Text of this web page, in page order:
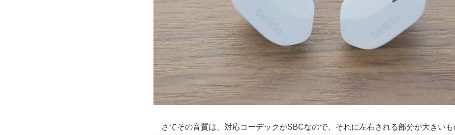
さてその音質は、対応コーデックがSBCなので、それに左右される部分が大きいも